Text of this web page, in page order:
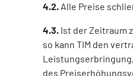
4.2. Alle Preise
4.3. Ist der Zeitraum
so kann TIM den
des